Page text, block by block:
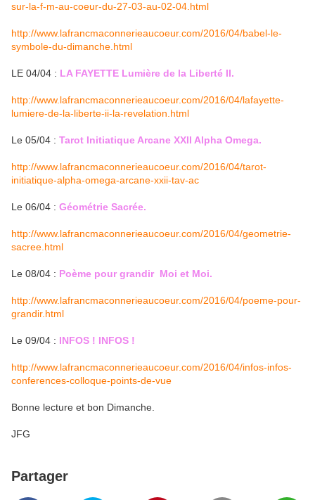
sur-la-f-m-au-coeur-du-27-03-au-02-04.html
http://www.lafrancmaconnerieaucoeur.com/2016/04/babel-le-
symbole-du-dimanche.html
LE 04/04 : LA FAYETTE Lumière de la Liberté II.
http://www.lafrancmaconnerieaucoeur.com/2016/04/lafayette-
lumiere-de-la-liberte-ii-la-revelation.html
Le 05/04 : Tarot Initiatique Arcane XXII Alpha Omega.
http://www.lafrancmaconnerieaucoeur.com/2016/04/tarot-
initiatique-alpha-omega-arcane-xxii-tav-ac
Le 06/04 : Géométrie Sacrée.
http://www.lafrancmaconnerieaucoeur.com/2016/04/geometrie-
sacree.html
Le 08/04 : Poème pour grandir Moi et Moi.
http://www.lafrancmaconnerieaucoeur.com/2016/04/poeme-pour-
grandir.html
Le 09/04 : INFOS ! INFOS !
http://www.lafrancmaconnerieaucoeur.com/2016/04/infos-infos-
conferences-colloque-points-de-vue
Bonne lecture et bon Dimanche.
JFG
Partager